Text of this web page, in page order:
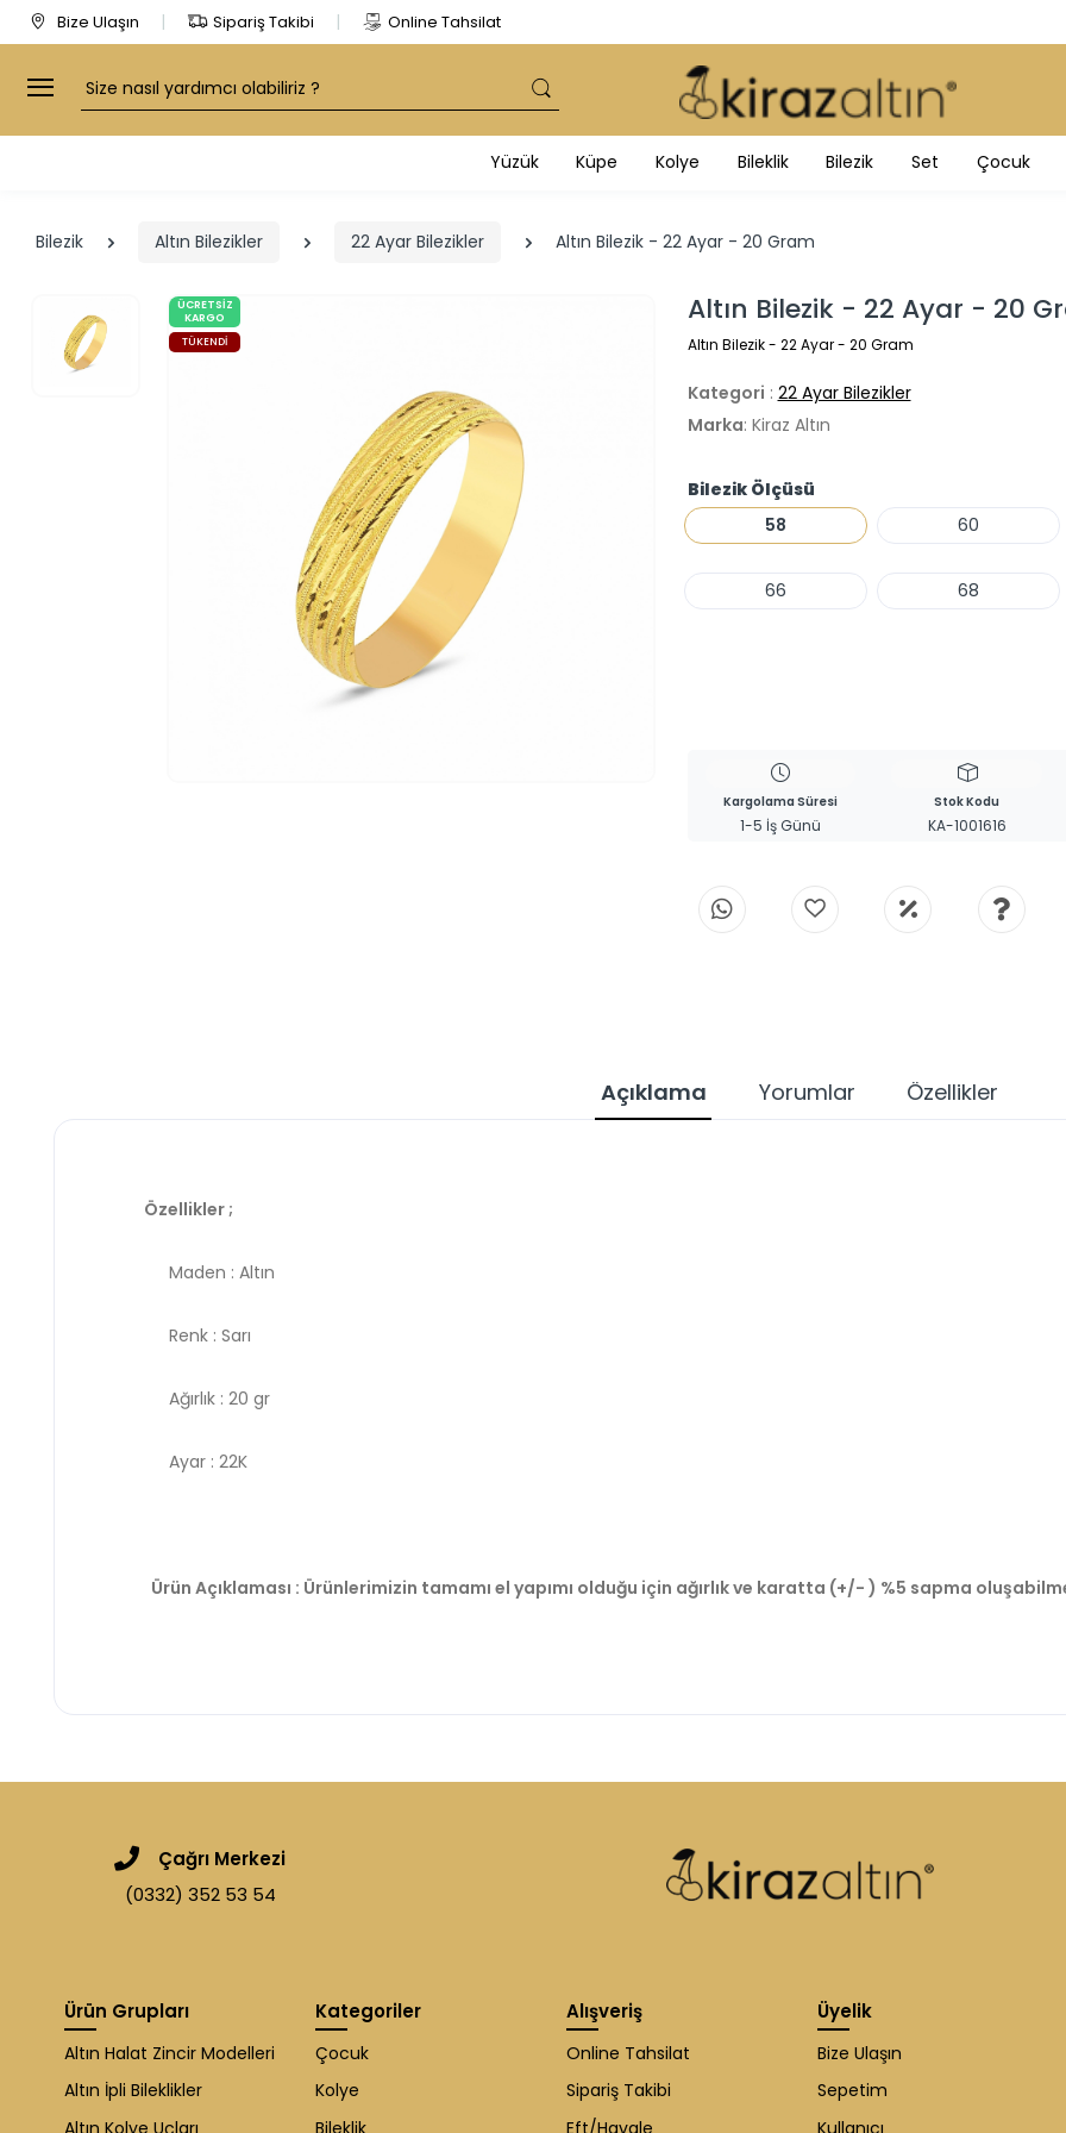
Bize Ulaşın Sipariş Takibi Online Tahsilat
Arama
Yüzük Küpe Kolye Bileklik Bilezik Set Çocuk
Bilezik Altın Bilezikler 22 Ayar Bilezikler Altın Bilezik - 22 Ayar - 20 Gram
ÜCRETSIZ
KARGO
TÜKENDI
Altın Bilezik - 22 Ayar - 20
Altın Bilezik - 22 Ayar - 20 Gram
Kategori : 22 Ayar Bilezikler
Marka: Kiraz Altın
Bilezik Ölçüsü
58
60
66 68
Kargolama Süresi
1-5 İş Günü
Stok Kodu
KA-1001616
Açıklama Yorumlar Özellikler
Özellikler ;
Maden : Altın
Renk : Sarı
Ağırlık : 20 gr
Ayar : 22K
Ürün Açıklaması : Ürünlerimizin tamamı el yapımı olduğu için ağırlık ve karatta (+/- ) %5 sapma
Çağrı Merkezi
(0332) 352 53 54
Ürün Grupları
Altın Halat Zincir Modelleri
Altın İpli Bileklikler
Altın Kolye Uçları
Kategoriler
Çocuk
Kolye
Bileklik
Alışveriş
Online Tahsilat
Sipariş Takibi
Eft/Havale
Üyelik
Bize Ulaşın
Sepetim
Kullanıcı